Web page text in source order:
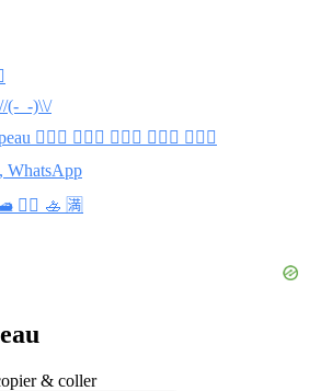
(-_-)\\/
🚣🏽‍♀️ 🚣🏻‍♀️ 🚣🏿‍♀️ 🚣🏾‍♀️ 🚣🏼‍♀️
WhatsApp
🚣‍♂️ 🚣 🈵
& coller